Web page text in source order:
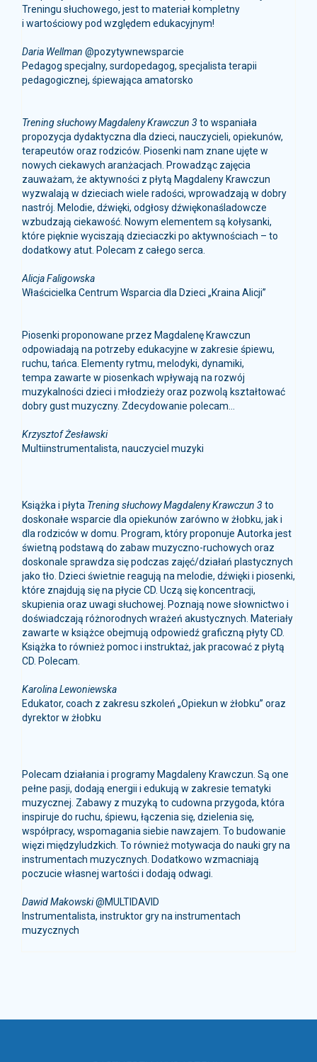
i wartościowy pod względem edukacyjnym!
Pedagog specjalny, surdopedagog, specjalista terapii
pedagogicznej, śpiewająca amatorsko
propozycja dydaktyczna dla dzieci, nauczycieli, opiekunów,
terapeutów oraz rodziców. Piosenki nam znane ujęte w
nowych ciekawych aranżacjach. Prowadząc zajęcia
zauważam, że aktywności z płytą Magdaleny Krawczun
wyzwalają w dzieciach wiele radości, wprowadzają w dobry
nastrój. Melodie, dźwięki, odgłosy dźwiękonaśladowcze
wzbudzają ciekawość. Nowym elementem są kołysanki,
które pięknie wyciszają dzieciaczki po aktywnościach – to
dodatkowy atut. Polecam z całego serca.
Właścicielka Centrum Wsparcia dla Dzieci „Kraina Alicji”
odpowiadają na potrzeby edukacyjne w zakresie śpiewu,
ruchu, tańca. Elementy rytmu, melodyki, dynamiki,
tempa zawarte w piosenkach wpływają na rozwój
muzykalności dzieci i młodzieży oraz pozwolą kształtować
dobry gust muzyczny. Zdecydowanie polecam...
Multiinstrumentalista, nauczyciel muzyki
doskonałe wsparcie dla opiekunów zarówno w żłobku, jak i
dla rodziców w domu. Program, który proponuje Autorka jest
świetną podstawą do zabaw muzyczno-ruchowych oraz
doskonale sprawdza się podczas zajęć/działań plastycznych
jako tło. Dzieci świetnie reagują na melodie, dźwięki i piosenki,
które znajdują się na płycie CD. Uczą się koncentracji,
skupienia oraz uwagi słuchowej. Poznają nowe słownictwo i
doświadczają różnorodnych wrażeń akustycznych. Materiały
zawarte w książce obejmują odpowiedź graficzną płyty CD.
Książka to również pomoc i instruktaż, jak pracować z płytą
CD. Polecam.
Edukator, coach z zakresu szkoleń „Opiekun w żłobku” oraz
dyrektor w żłobku
pełne pasji, dodają energii i edukują w zakresie tematyki
muzycznej. Zabawy z muzyką to cudowna przygoda, która
inspiruje do ruchu, śpiewu, łączenia się, dzielenia się,
współpracy, wspomagania siebie nawzajem. To budowanie
więzi międzyludzkich. To również motywacja do nauki gry na
instrumentach muzycznych. Dodatkowo wzmacniają
poczucie własnej wartości i dodają odwagi.
Instrumentalista, instruktor gry na instrumentach
muzycznych